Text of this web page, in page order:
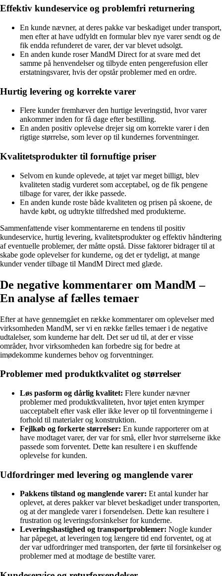
Effektiv kundeservice og problemfri returnering
En kunde nævner, at deres pakke var beskadiget under transport,
men efter at have udfyldt en formular blev nye varer sendt og de
fik endda refunderet de varer, der var blevet udsolgt.
En anden kunde roser MandM Direct for at svare med det
samme på henvendelser og tilbyde enten pengerefusion eller
erstatningsvarer, hvis der opstår problemer med en ordre.
Hurtig levering og korrekte varer
Flere kunder fremhæver den hurtige leveringstid, hvor varer
ankommer inden for få dage efter bestilling.
En anden positiv oplevelse drejer sig om korrekte varer i den
rigtige størrelse, som lever op til kundernes forventninger.
Kvalitetsprodukter til fornuftige priser
Selvom en kunde oplevede, at tøjet var meget billigt, blev
kvaliteten stadig vurderet som acceptabel, og de fik pengene
tilbage for varer, der ikke passede.
En anden kunde roste både kvaliteten og prisen på skoene, de
havde købt, og udtrykte tilfredshed med produkterne.
Sammenfattende viser kommentarerne en tendens til positiv
kundeservice, hurtig levering, kvalitetsprodukter og effektiv håndtering
af eventuelle problemer, der måtte opstå. Disse faktorer bidrager til at
skabe gode oplevelser for kunderne, og det er tydeligt, at mange
kunder vender tilbage til MandM Direct med glæde.
De negative kommentarer om MandM –
En analyse af fælles temaer
Efter at have gennemgået en række kommentarer om oplevelser med
virksomheden MandM, ser vi en række fælles temaer i de negative
udtalelser, som kunderne har delt. Det ser ud til, at der er visse
områder, hvor virksomheden kan forbedre sig for bedre at
imødekomme kundernes behov og forventninger.
Problemer med produktkvalitet og størrelser
Løs pasform og dårlig kvalitet: Flere kunder nævner
problemer med produktkvaliteten, hvor tøjet enten krymper
uacceptabelt efter vask eller ikke lever op til forventningerne i
forhold til materialer og konstruktion.
Fejlkøb og forkerte størrelser: En kunde rapporterer om at
have modtaget varer, der var for små, eller hvor størrelserne ikke
passede som forventet. Dette kan resultere i en skuffende
oplevelse for kunden.
Udfordringer med levering og manglende varer
Pakkens tilstand og manglende varer: Et antal kunder har
oplevet, at deres pakker var blevet beskadiget under transporten,
og at der manglede varer i forsendelsen. Dette kan resultere i
frustration og leveringsforsinkelser for kunderne.
Leveringshastighed og transportproblemer: Nogle kunder
har påpeget, at leveringen tog længere tid end forventet, og at
der var udfordringer med transporten, der førte til forsinkelser og
problemer med at modtage de bestilte varer.